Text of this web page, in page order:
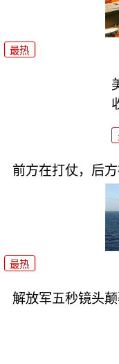
最热
前方在打仗，后方
最热
解放军五秒镜头